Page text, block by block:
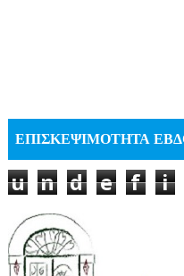
ΕΠΙΣΚΕΨΙΜΟΤΗΤΑ
u n d e f i